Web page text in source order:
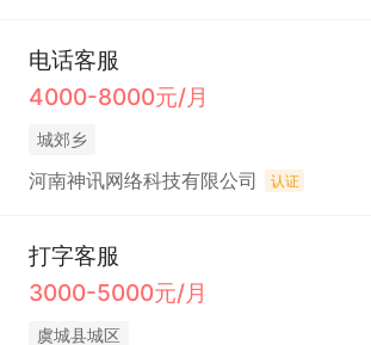
电话客服
4000-8000元/月
城郊乡
河南神讯网络科技有限公司 认证
打字客服
3000-5000元/月
虞城县城区